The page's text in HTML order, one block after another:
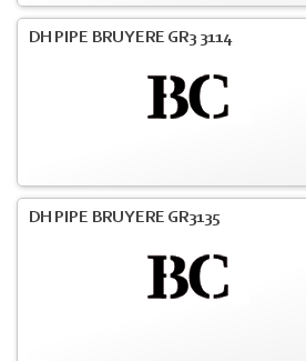
DH PIPE BRUYERE GR3 3114
DH PIPE BRUYERE GR3135